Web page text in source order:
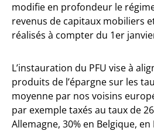
modifie en profondeur le
revenus de capitaux mobiliers
réalisés à compter du 1er
L’instauration du PFU vise à
produits de l’épargne sur les
moyenne par nos voisins
par exemple taxés au taux de
Allemagne, 30% en Belgique,